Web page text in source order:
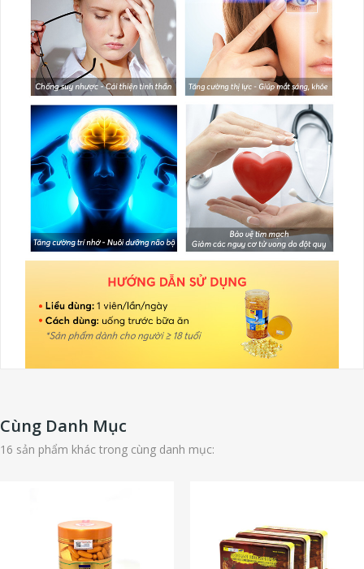
Cùng Danh Mục
16 sản phẩm khác trong cùng danh mục: